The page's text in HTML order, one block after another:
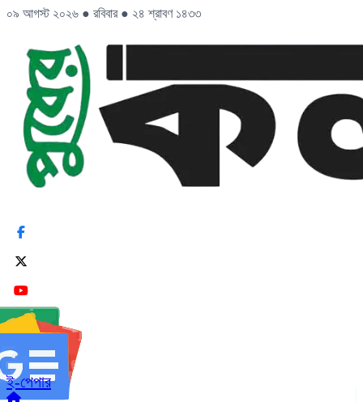
০৯ আগস্ট ২০২৬ ● রবিবার ● ২৪ শ্রাবণ ১৪৩৩
ই-পেপার